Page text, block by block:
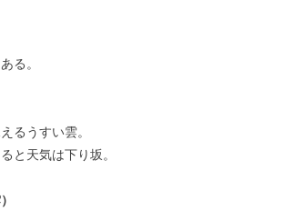
る。
るうすい雲。
と天気は下り坂。